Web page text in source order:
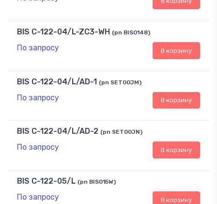
BIS C-122-04/L-ZC3-WH (pn BIS0148)
По запросу В корзину
BIS C-122-04/L/AD-1 (pn SET00JM)
По запросу В корзину
BIS C-122-04/L/AD-2 (pn SET00JN)
По запросу В корзину
BIS C-122-05/L (pn BIS015W)
По запросу В корзину